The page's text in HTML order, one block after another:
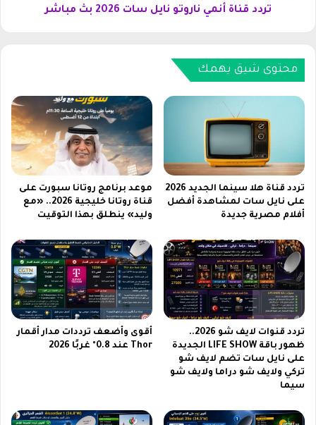
ط
ر
ق
ر
و
ي
ل
س
ا
2
0
2
6
ث
م
ب
تردد قناة أنمي ناروتو نايل سات 2026 بث مباشر
محتوى شيق يهمك
تردد قناة هلا سينما الجديد 2026
على نايل سات لمشاهدة أفضل
أفلام مصرية جديدة
موعد برنامج روتانا سبورت على
قناة روتانا خليجية 2026.. «مع
وليد» ينطلق بهذا التوقيت
تردد قنوات لايف شو 2026..
ظهور باقة LIFE SHOW الجديدة
على نايل سات تضم لايف شو
تركي ولايف شو دراما ولايف شو
سيما
أقوى وأضعف ترددات مدار أقمار
Thor عند 0.8° غربًا 2026